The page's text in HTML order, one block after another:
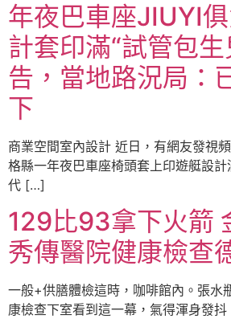
年夜巴車座JIUYI
計套印滿“試管包生
告，當地路況局：
下
商業空間室內設計 近日，有網友發視
格縣一年夜巴車座椅頭套上印遊艇設計
代 […]
129比93拿下火箭
秀傳醫院健康檢查
一般+供膳體檢這時，咖啡館內。張水
康檢查下室看到這一幕，氣得渾身發抖